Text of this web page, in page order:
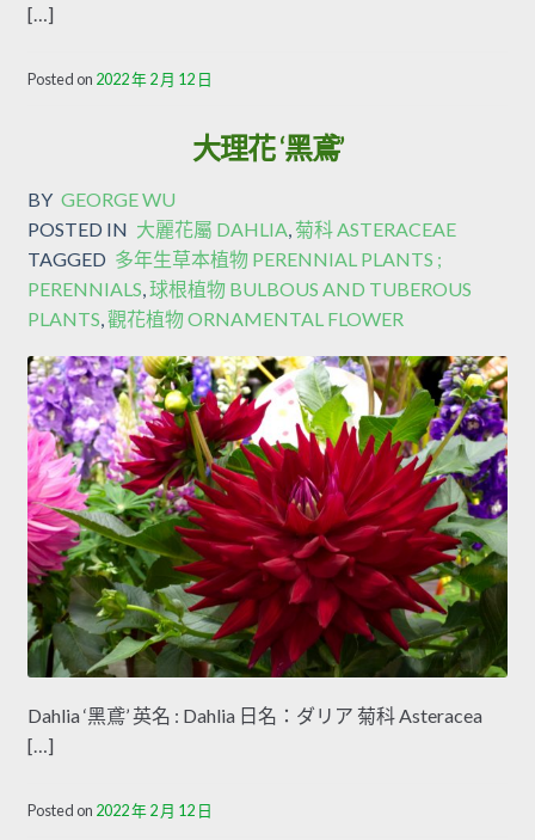
[…]
Posted on 2022 年 2 月 12 日
大理花 ‘黑鳶’
BY GEORGE WU
POSTED IN 大麗花屬 DAHLIA 菊科 ASTERACEAE
TAGGED 多年生草本植物 PERENNIAL PLANTS ;
PERENNIALS 球根植物 BULBOUS AND TUBEROUS
PLANTS 觀花植物 ORNAMENTAL FLOWER
Dahlia ‘黑鳶’ 英名 : Dahlia 日名：ダリア 菊科 Asteracea
[…]
Posted on 2022 年 2 月 12 日